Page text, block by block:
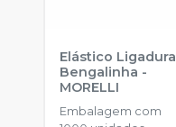
Elástico Ligadura
Bengalinha -
MORELLI
Embalagem com